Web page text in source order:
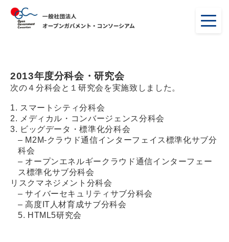
2013年度分科会・研究会
次の４分科会と１研究会を実施致しました。
1. スマートシティ分科会
2. メディカル・コンバージェンス分科会
3. ビッグデータ・標準化分科会
– M2M-クラウド通信インターフェイス標準化サブ分
科会
– オープンエネルギークラウド通信インターフェー
ス標準化サブ分科会
リスクマネジメント分科会
– サイバーセキュリティサブ分科会
– 高度IT人材育成サブ分科会
5. HTML5研究会